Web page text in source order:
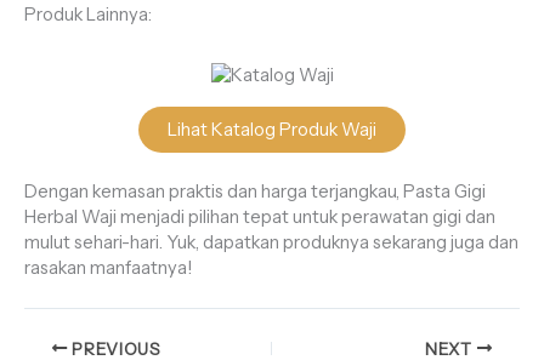
Produk Lainnya:
Lihat Katalog Produk Waji
Dengan kemasan praktis dan harga terjangkau, Pasta Gigi
Herbal Waji menjadi pilihan tepat untuk perawatan gigi dan
mulut sehari-hari. Yuk, dapatkan produknya sekarang juga dan
rasakan manfaatnya!
PREVIOUS NEXT